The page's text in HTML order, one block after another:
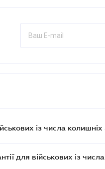
із числа
для військових із